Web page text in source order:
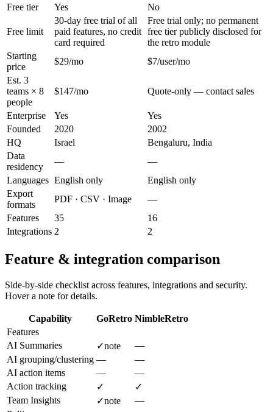
Free tier
Yes No
Free limit
30-day free trial of all
paid features, no credit
card required
Free trial only; no permanent
free tier publicly disclosed for
the retro module
Starting
price
$29/mo
$7/user/mo
Est. 3
teams × 8
people
$147/mo Quote-only — contact sales
Enterprise Yes
Yes
Founded
2020
2002
HQ
Israel
Bengaluru, India
Data
residency
—
—
Languages English only
English only
Export
formats
PDF · CSV · Image
—
Features
35
16
Integrations 2 2
Feature & integration comparison
Side-by-side checklist across features, integrations and security.
Hover a note for details.
Capability GoRetro NimbleRetro
Features
AI Summaries
✓note
—
AI grouping/clustering —
—
AI action items
—
—
Action tracking
✓
✓
Team Insights
✓note
—